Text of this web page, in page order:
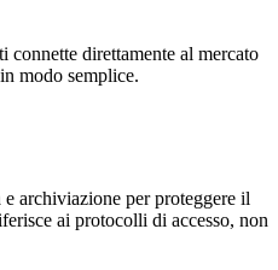
direttamente al mercato
modo semplice.
archiviazione per proteggere il
ai protocolli di accesso, non